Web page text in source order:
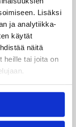
Lisäksi
ja analytiikka-
käytät
näitä
heille tai joita on